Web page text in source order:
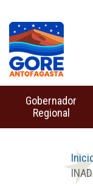
Gobernador
Regional